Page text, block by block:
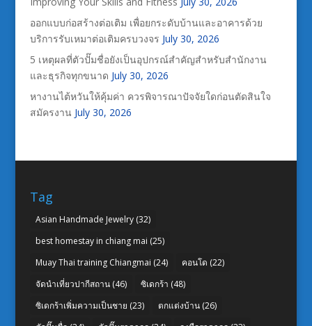
ออกแบบก่อสร้างต่อเติม เพื่อยกระดับบ้านและอาคารด้วย
บริการรับเหมาต่อเติมครบวงจร July 30, 2026
5 เหตุผลที่ตัวปั๊มชื่อยังเป็นอุปกรณ์สำคัญสำหรับสำนักงาน
และธุรกิจทุกขนาด July 30, 2026
หางานไต้หวันให้คุ้มค่า ควรพิจารณาปัจจัยใดก่อนตัดสินใจ
สมัครงาน July 30, 2026
Tag
Asian Handmade Jewelry(32)
best homestay in chiang mai (25)
Muay Thai training Chiangmai (24) คอนโด (22)
จัดนำเที่ยวปากีสถาน(46) ซิเดกร้า (48)
ซิเดกร้าเพิ่มความเป็นชาย (23) ตกแต่งบ้าน(26)